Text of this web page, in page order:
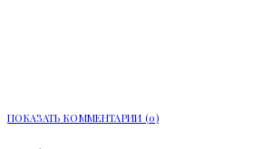
ПОКАЗАТЬ КОММЕНТАРИИ (0)